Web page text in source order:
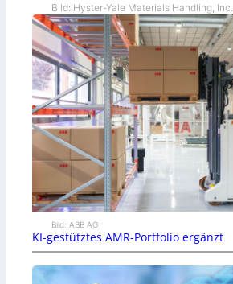
Bild: Hyster-Yale Materials Handling, Inc.
Bild: ABB AG
KI-gestütztes AMR-Portfolio ergänzt